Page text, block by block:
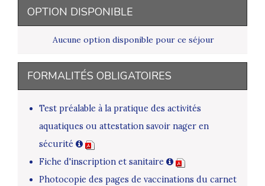
OPTION DISPONIBLE
Aucune option disponible pour ce séjour
FORMALITÉS OBLIGATOIRES
Test préalable à la pratique des activités
aquatiques ou attestation savoir nager en
sécurité
Fiche d'inscription et sanitaire
Photocopie des pages de vaccinations du carnet